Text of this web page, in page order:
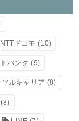
NTTドコモ (10)
バンク (9)
ルキャリア (8)
(8)